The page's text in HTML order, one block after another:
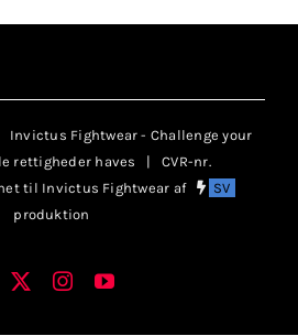
Fightwear - Challenge your
rettigheder haves | CVR-nr.
til Invictus Fightwear af
SV
produktion
Facebook
X InstagramYouTube